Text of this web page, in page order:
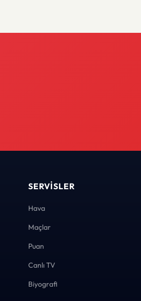
SERVISLER
Hava
Maçlar
Puan
Canlı TV
Biyografi